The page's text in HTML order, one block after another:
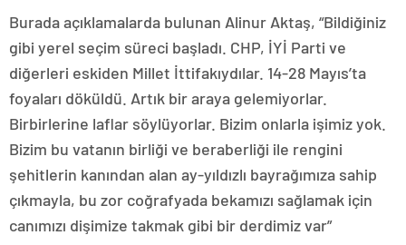
Burada açıklamalarda bulunan Alinur Aktaş, “Bildiğiniz
gibi yerel seçim süreci başladı. CHP, İYİ Parti ve
diğerleri eskiden Millet İttifakıydılar. 14-28 Mayıs’ta
foyaları döküldü. Artık bir araya gelemiyorlar.
Birbirlerine laflar söylüyorlar. Bizim onlarla işimiz yok.
Bizim bu vatanın birliği ve beraberliği ile rengini
şehitlerin kanından alan ay-yıldızlı bayrağımıza sahip
çıkmayla, bu zor coğrafyada bekamızı sağlamak için
canımızı dişimize takmak gibi bir derdimiz var”